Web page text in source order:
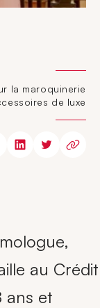
la maroquinerie
de luxe
au Crédit
ans et